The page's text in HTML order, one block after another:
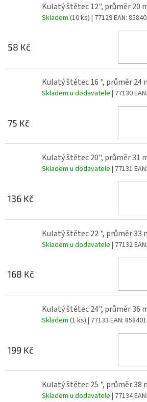
Kulatý štětec 12", průměr 20
Skladem (10 ks) | 77129EAN:
58 Kč
Kulatý štětec 16 ", průměr 24
Skladem u dodavatele | 77130EAN:
75 Kč
Kulatý štětec 20", průměr 31
Skladem u dodavatele | 77131 EAN:
136 Kč
Kulatý štětec 22 ", průměr 33
Skladem u dodavatele | 77132EAN:
168 Kč
Kulatý štětec 24", průměr 36
Skladem (1 ks) | 77133 EAN:
199 Kč
Kulatý štětec 25 ", průměr 38
Skladem u dodavatele | 77134EAN: